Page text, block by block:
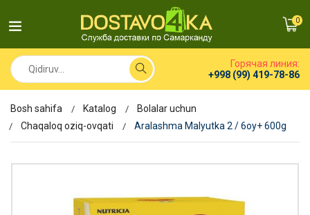
0
Горячая линия:
+998 (99) 419-78-86
Bosh sahifa Katalog
Bolalar uchun
Chaqaloq oziq-ovqati
Aralashma Malyutka 2 / 6oy+ 600g